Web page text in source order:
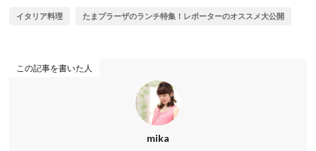
イタリア料理 たまプラーザのランチ特集！レポーターのオススメ大公開
この記事を書いた人
mika